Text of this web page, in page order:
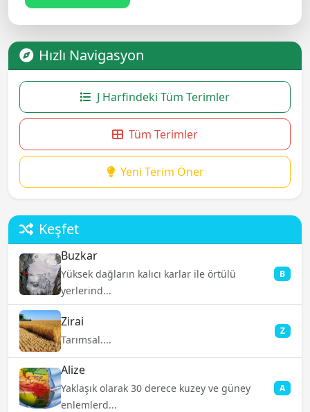
Hızlı Navigasyon
J Harfindeki Tüm Terimler
Tüm Terimler
Yeni Terim Öner
Keşfet
Buzkar
Yüksek dağların kalıcı karlar ile örtülü
yerlerind...
B
Zirai
Tarımsal....
Z
Alize
Yaklaşık olarak 30 derece kuzey ve güney
enlemlerd...
A